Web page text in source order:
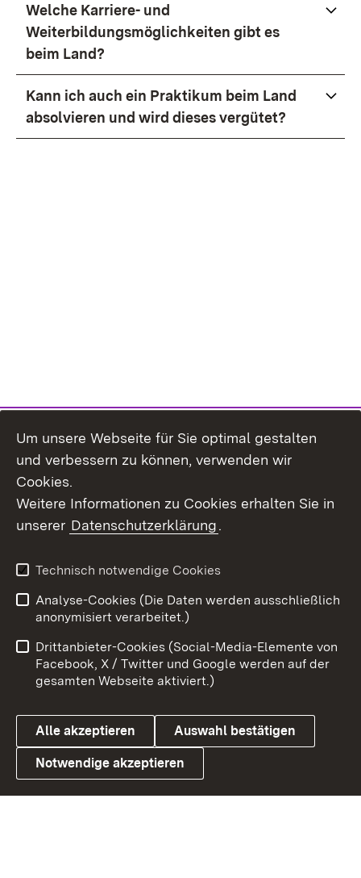
Welche Karriere- und
Weiterbildungsmöglichkeiten gibt es
beim Land?
Kann ich auch ein Praktikum beim Land
absolvieren und wird dieses vergütet?
Link zum Landesportal
Benutzungshinweise
Barrierefreiheit
Datenschutz
Cookies
Um unsere Webseite für Sie optimal gestalten
und verbessern zu können, verwenden wir
Cookies.
Weitere Informationen zu Cookies erhalten Sie in
unserer Datenschutzerklärung.
Technisch notwendige Cookies
Analyse-Cookies (Die Daten werden ausschließlich
anonymisiert verarbeitet.)
Drittanbieter-Cookies (Social-Media-Elemente von
Facebook, X / Twitter und Google werden auf der
gesamten Webseite aktiviert.)
Alle akzeptieren Auswahl bestätigen
Notwendige akzeptieren